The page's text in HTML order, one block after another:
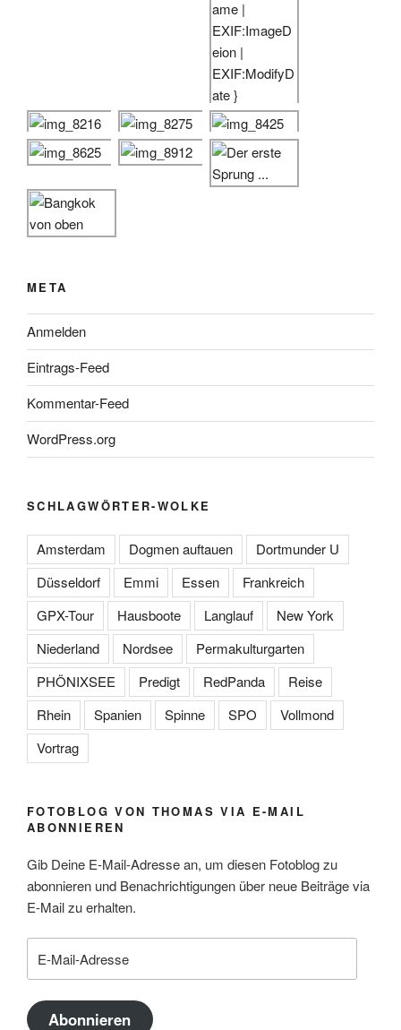
META
Anmelden
Eintrags-Feed
Kommentar-Feed
WordPress.org
SCHLAGWÖRTER-WOLKE
Amsterdam Dogmen auftauen
Dortmunder U
Düsseldorf
Emmi Essen
Frankreich
GPX-Tour
Hausboote Langlauf
New York
Niederland
Nordsee
Permakulturgarten
PHÖNIXSEE
Predigt RedPanda
Reise
Rhein
Spanien Spinne SPO
Vollmond
Vortrag
FOTOBLOG VON THOMAS VIA E-MAIL
ABONNIEREN
Gib Deine E-Mail-Adresse an, um diesen Fotoblog zu
abonnieren und Benachrichtigungen über neue Beiträge via
E-Mail zu erhalten.
Mail-
Abonnieren